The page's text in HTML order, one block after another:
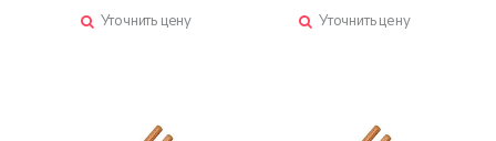
Уточнить цену Уточнить цену